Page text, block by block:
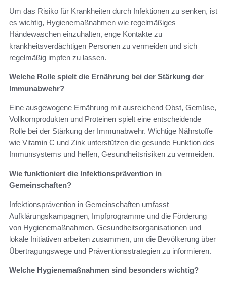
Um das Risiko für Krankheiten durch Infektionen zu senken, ist
es wichtig, Hygienemaßnahmen wie regelmäßiges
Händewaschen einzuhalten, enge Kontakte zu
krankheitsverdächtigen Personen zu vermeiden und sich
regelmäßig impfen zu lassen.
Welche Rolle spielt die Ernährung bei der Stärkung der
Immunabwehr?
Eine ausgewogene Ernährung mit ausreichend Obst, Gemüse,
Vollkornprodukten und Proteinen spielt eine entscheidende
Rolle bei der Stärkung der Immunabwehr. Wichtige Nährstoffe
wie Vitamin C und Zink unterstützen die gesunde Funktion des
Immunsystems und helfen, Gesundheitsrisiken zu vermeiden.
Wie funktioniert die Infektionsprävention in
Gemeinschaften?
Infektionsprävention in Gemeinschaften umfasst
Aufklärungskampagnen, Impfprogramme und die Förderung
von Hygienemaßnahmen. Gesundheitsorganisationen und
lokale Initiativen arbeiten zusammen, um die Bevölkerung über
Übertragungswege und Präventionsstrategien zu informieren.
Welche Hygienemaßnahmen sind besonders wichtig?